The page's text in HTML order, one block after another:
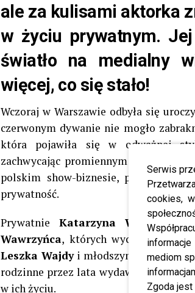
Serwis
cookies,
mediom
Zgoda
ale za kulisami aktorka
w życiu prywatnym.
światło na medialny
więcej, co się stało!
Wczoraj w Warszawie odbyła się
czerwonym dywanie nie mogło
która pojawiła się w odważnej
zachwycając promiennym
polskim show-biznesie, pozostaje
prywatność.
Prywatnie Katarzyna Wajdajest
Wawrzyńca, których wychowuje z
Leszka Wajdyi młodszym bratem
rodzinne przez lata wydawało się
w ich życiu.